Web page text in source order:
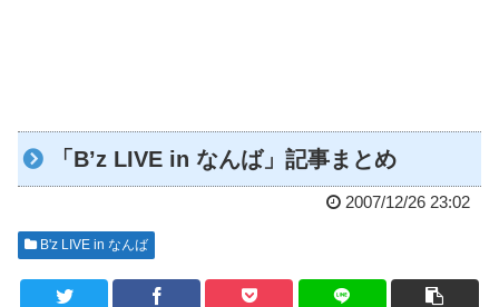
「B’z LIVE in なんば」記事まとめ
2007/12/26 23:02
B'z LIVE in なんば